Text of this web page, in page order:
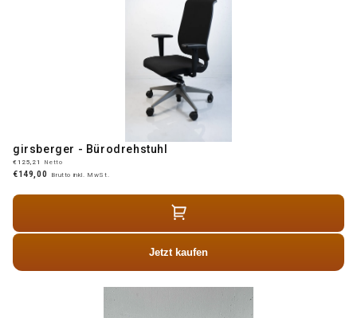
girsberger - Bürodrehstuhl
€125,21 Netto
€149,00 Brutto inkl. MwSt.
Jetzt kaufen